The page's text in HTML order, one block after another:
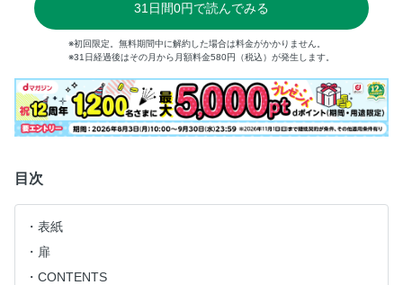
31 日間0円で読んでみる
※初回限定。無料期間中に解約した場合は料金がかかりません。
※31日経過後はその月から月額料金580円（税込）が発生します。
目次
表紙
扉
CONTENTS